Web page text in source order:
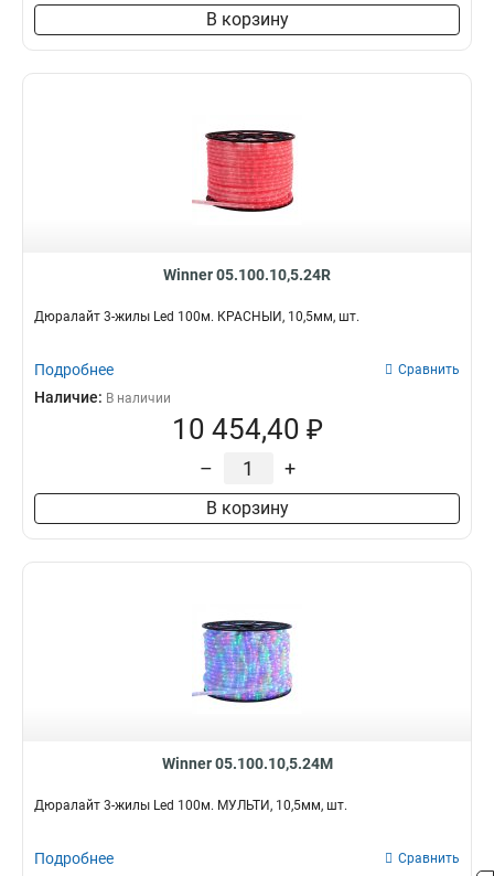
В корзину
Winner 05.100.10,5.24R
Дюралайт 3-жилы Led 100м. КРАСНЫЙ, 10,5мм, шт.
Подробнее Сравнить
Наличие: В наличии
10 454,40 ₽
– +
В корзину
Winner 05.100.10,5.24M
Дюралайт 3-жилы Led 100м. МУЛЬТИ, 10,5мм, шт.
Подробнее Сравнить